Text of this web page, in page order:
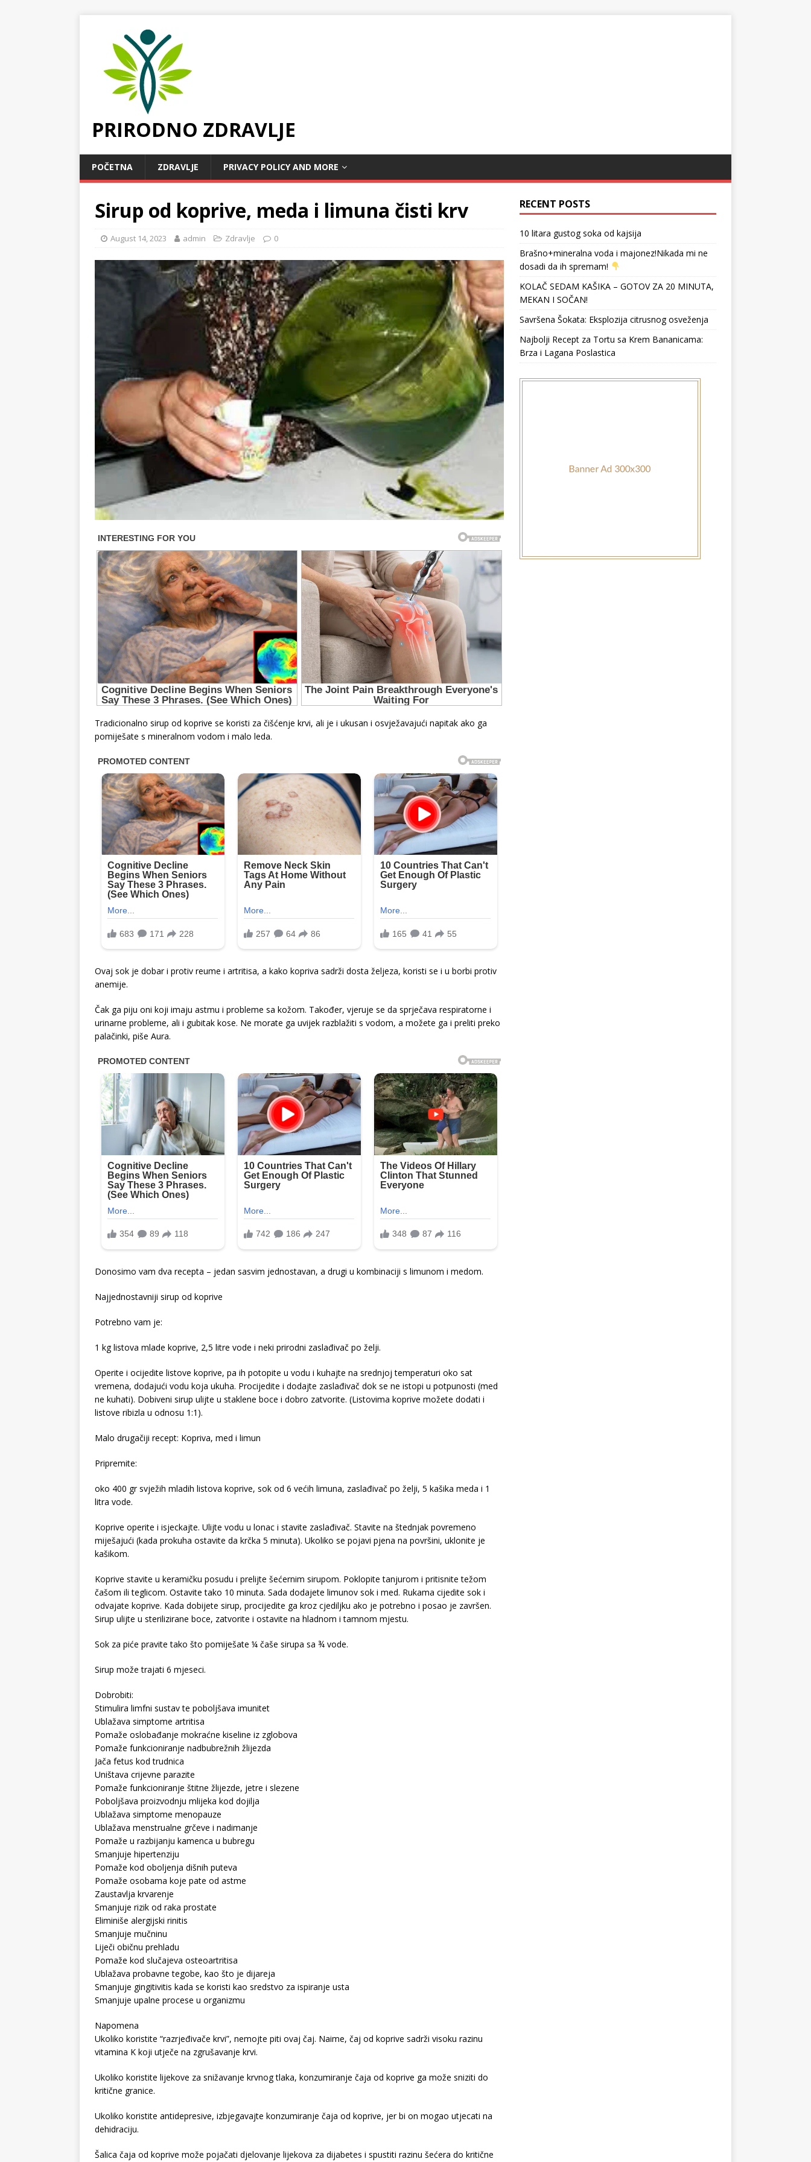
PRIRODNO ZDRAVLJE
POČETNA ZDRAVLJE PRIVACY POLICY AND MORE
Sirup od koprive, meda i limuna čisti krv
August 14, 2023 admin Zdravlje 0
Tradicionalno sirup od koprive se koristi za čišćenje krvi, ali je i ukusan i osvježavajući napitak ako ga
pomiješate s mineralnom vodom i malo leda.
Ovaj sok je dobar i protiv reume i artritisa, a kako kopriva sadrži dosta željeza, koristi se i u borbi protiv
anemije.
Čak ga piju oni koji imaju astmu i probleme sa kožom. Također, vjeruje se da sprječava respiratorne i
urinarne probleme, ali i gubitak kose. Ne morate ga uvijek razblažiti s vodom, a možete ga i preliti preko
palačinki, piše Aura.
Donosimo vam dva recepta – jedan sasvim jednostavan, a drugi u kombinaciji s limunom i medom.
Najjednostavniji sirup od koprive
Potrebno vam je:
1 kg listova mlade koprive, 2,5 litre vode i neki prirodni zaslađivač po želji.
Operite i ocijedite listove koprive, pa ih potopite u vodu i kuhajte na srednjoj temperaturi oko sat
vremena, dodajući vodu koja ukuha. Procijedite i dodajte zaslađivač dok se ne istopi u potpunosti (med
ne kuhati). Dobiveni sirup ulijte u staklene boce i dobro zatvorite. (Listovima koprive možete dodati i
listove ribizla u odnosu 1:1).
Malo drugačiji recept: Kopriva, med i limun
Pripremite:
oko 400 gr svježih mladih listova koprive, sok od 6 većih limuna, zaslađivač po želji, 5 kašika meda i 1
litra vode.
Koprive operite i isjeckajte. Ulijte vodu u lonac i stavite zaslađivač. Stavite na štednjak povremeno
miješajući (kada prokuha ostavite da krčka 5 minuta). Ukoliko se pojavi pjena na površini, uklonite je
kašikom.
Koprive stavite u keramičku posudu i prelijte šećernim sirupom. Poklopite tanjurom i pritisnite težom
čašom ili teglicom. Ostavite tako 10 minuta. Sada dodajete limunov sok i med. Rukama cijedite sok i
odvajate koprive. Kada dobijete sirup, procijedite ga kroz cjediljku ako je potrebno i posao je završen.
Sirup ulijte u sterilizirane boce, zatvorite i ostavite na hladnom i tamnom mjestu.
Sok za piće pravite tako što pomiješate ¼ čaše sirupa sa ¾ vode.
Sirup može trajati 6 mjeseci.
Dobrobiti:
Stimulira limfni sustav te poboljšava imunitet
Ublažava simptome artritisa
Pomaže oslobađanje mokraćne kiseline iz zglobova
Pomaže funkcioniranje nadbubrežnih žlijezda
Jača fetus kod trudnica
Uništava crijevne parazite
Pomaže funkcioniranje štitne žlijezde, jetre i slezene
Poboljšava proizvodnju mlijeka kod dojilja
Ublažava simptome menopauze
Ublažava menstrualne grčeve i nadimanje
Pomaže u razbijanju kamenca u bubregu
Smanjuje hipertenziju
Pomaže kod oboljenja dišnih puteva
Pomaže osobama koje pate od astme
Zaustavlja krvarenje
Smanjuje rizik od raka prostate
Eliminiše alergijski rinitis
Smanjuje mučninu
Liječi običnu prehladu
Pomaže kod slučajeva osteoartritisa
Ublažava probavne tegobe, kao što je dijareja
Smanjuje gingitivitis kada se koristi kao sredstvo za ispiranje usta
Smanjuje upalne procese u organizmu
Napomena
Ukoliko koristite “razrjeđivače krvi”, nemojte piti ovaj čaj. Naime, čaj od koprive sadrži visoku razinu
vitamina K koji utječe na zgrušavanje krvi.
Ukoliko koristite lijekove za snižavanje krvnog tlaka, konzumiranje čaja od koprive ga može sniziti do
kritične granice.
Ukoliko koristite antidepresive, izbjegavajte konzumiranje čaja od koprive, jer bi on mogao utjecati na
dehidraciju.
Šalica čaja od koprive može pojačati djelovanje lijekova za dijabetes i spustiti razinu šećera do kritične
RECENT POSTS
10 litara gustog soka od kajsija
Brašno+mineralna voda i majonez!Nikada mi ne
dosadi da ih spremam!
KOLAČ SEDAM KAŠIKA – GOTOV ZA 20 MINUTA,
MEKAN I SOČAN!
Savršena Šokata: Eksplozija citrusnog osveženja
Najbolji Recept za Tortu sa Krem Bananicama:
Brza i Lagana Poslastica